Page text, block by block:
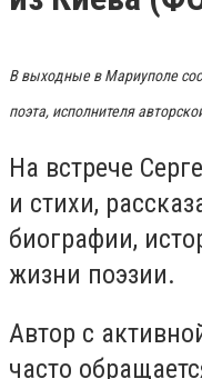
В выходные в Мариуполе
поэта, исполнителя
На встрече
и стихи,
биографии,
жизни поэзии.
Автор с
часто